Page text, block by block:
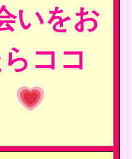
いをお
ココ